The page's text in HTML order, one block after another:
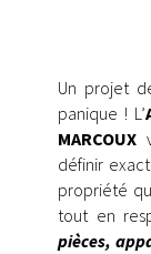
Un projet
panique ! L’
MARCOUX
définir
propriété
tout en
pièces,